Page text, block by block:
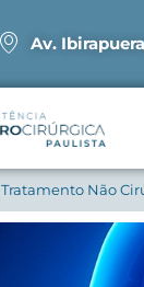
Av.
Tratamento Não